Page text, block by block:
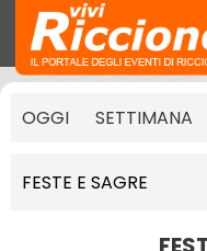
OGGI SETTIMANA
FESTE E SAGRE